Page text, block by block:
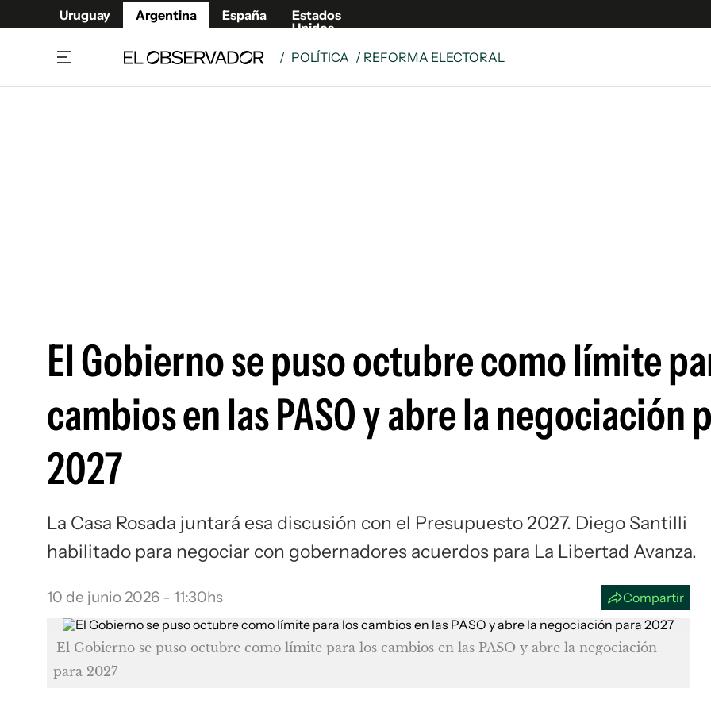
Uruguay Argentina España
Estados
Unidos
/ POLÍTICA / REFORMA ELECTORAL
El Gobierno se puso octubre como límite
cambios en las PASO y abre la negociación
2027
La Casa Rosada juntará esa discusión con el Presupuesto 2027. Diego Santilli
habilitado para negociar con gobernadores acuerdos para La Libertad Avanza.
10 de junio 2026 - 11:30hs Compartir
El Gobierno se puso octubre como límite para los cambios en las PASO y abre la negociación
para 2027